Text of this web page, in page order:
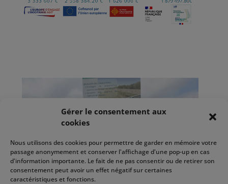
Gérer le consentement aux
cookies
Nous utilisons des cookies pour permettre de garder en mémoire votre
passage anonymement et conserver l'affichage d'une pop-up en cas
d'information importante. Le fait de ne pas consentir ou de retirer son
consentement peut avoir un effet négatif sur certaines
caractéristiques et fonctions.